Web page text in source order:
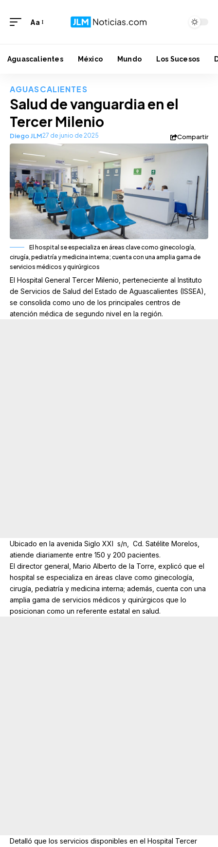
Aa
Aguascalientes México Mundo Los Sucesos
AGUASCALIENTES
Salud de vanguardia en el
Tercer Milenio
Diego JLM27 de junio de 2025 Compartir
El hospital se especializa en áreas clave como ginecología,
cirugía, pediatría y medicina interna; cuenta con una amplia gama de
servicios médicos y quirúrgicos
El Hospital General Tercer Milenio, perteneciente al Instituto
de Servicios de Salud del Estado de Aguascalientes (ISSEA),
se consolida como uno de los principales centros de
atención médica de segundo nivel en la región.
Ubicado en la avenida Siglo XXI s/n, Cd. Satélite Morelos,
atiende diariamente entre 150 y 200 pacientes.
El director general, Mario Alberto de la Torre, explicó que el
hospital se especializa en áreas clave como ginecología,
cirugía, pediatría y medicina interna; además, cuenta con una
amplia gama de servicios médicos y quirúrgicos que lo
posicionan como un referente estatal en salud.
Detalló que los servicios disponibles en el Hospital Tercer